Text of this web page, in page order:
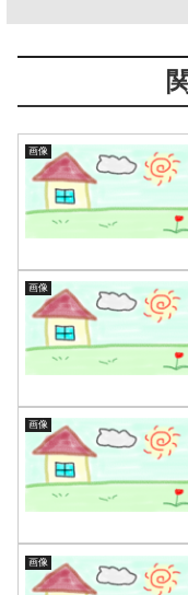
画像
画像
画像
画像